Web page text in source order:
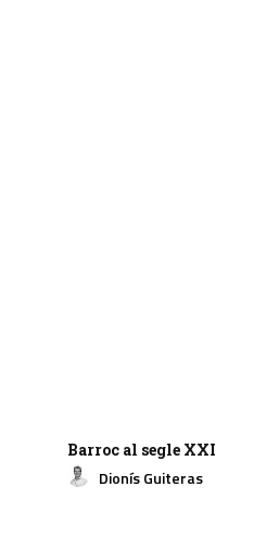
Barroc al segle XXI
Dionís Guiteras